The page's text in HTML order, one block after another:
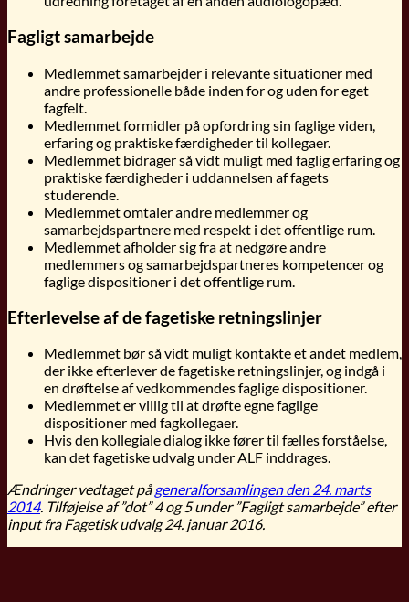
Fagligt samarbejde
Medlemmet samarbejder i relevante situationer med
andre professionelle både inden for og uden for eget
fagfelt.
Medlemmet formidler på opfordring sin faglige viden,
erfaring og praktiske færdigheder til kollegaer.
Medlemmet bidrager så vidt muligt med faglig erfaring og
praktiske færdigheder i uddannelsen af fagets
studerende.
Medlemmet omtaler andre medlemmer og
samarbejdspartnere med respekt i det offentlige rum.
Medlemmet afholder sig fra at nedgøre andre
medlemmers og samarbejdspartneres kompetencer og
faglige dispositioner i det offentlige rum.
Efterlevelse af de fagetiske retningslinjer
Medlemmet bør så vidt muligt kontakte et andet medlem,
der ikke efterlever de fagetiske retningslinjer, og indgå i
en drøftelse af vedkommendes faglige dispositioner.
Medlemmet er villig til at drøfte egne faglige
dispositioner med fagkollegaer.
Hvis den kollegiale dialog ikke fører til fælles forståelse,
kan det fagetiske udvalg under ALF inddrages.
Ændringer vedtaget pågeneralforsamlingen den 24. marts
2014. Tilføjelse af ”dot” 4 og 5 under ”Fagligt samarbejde” efter
input fra Fagetisk udvalg 24. januar 2016.